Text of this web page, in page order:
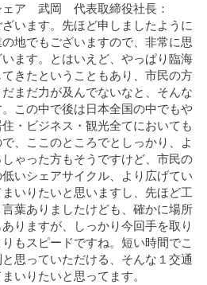
ェア 武岡 代表取締役社長：
います。先ほど申しましたように
地でもございますので、非常に思
ます。とはいえど、やっぱり臨海
きたということもあり、市民の方
まだ力が及んでないなと、そんな
この中で後は日本全国の中でもや
・ビジネス・観光全てにおいても
、ここのところでとしっかり、よ
ゃった方もそうですけど、市民の
いシェアサイクル、より広げてい
いりたいと思いますし、先ほど工
葉ありましたけども、確かに場所
りますが、しっかり今回手を取り
もスピードですね。短い時間でこ
思っていただける、そんな１交通
いりたいと思ってます。